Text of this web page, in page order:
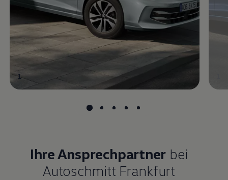
1
Ihre Ansprechpartner bei
Autoschmitt Frankfurt